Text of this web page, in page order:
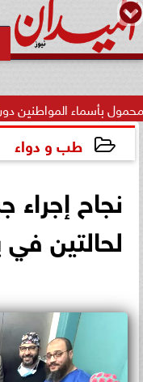
دون...
طب و دواء
نجاح
لحالتين